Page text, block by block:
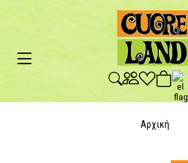
Αρχική